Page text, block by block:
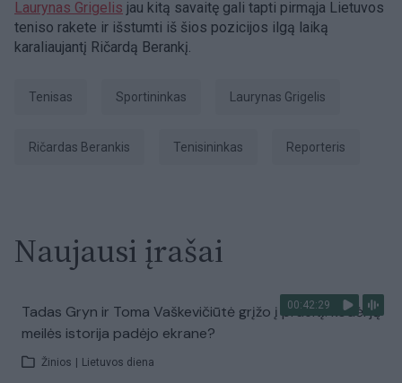
Laurynas Grigelis jau kitą savaitę gali tapti pirmąja Lietuvos
teniso rakete ir išstumti iš šios pozicijos ilgą laiką
karaliaujantį Ričardą Berankį.
Tenisas sportininkas Laurynas Grigelis
Ričardas Berankis tenisininkas Reporteris
Naujausi įrašai
00:42:29
Tadas Gryn ir Toma Vaškevičiūtė grįžo į praeitį: kodėl jų
meilės istorija padėjo ekrane?
Žinios Lietuvos diena